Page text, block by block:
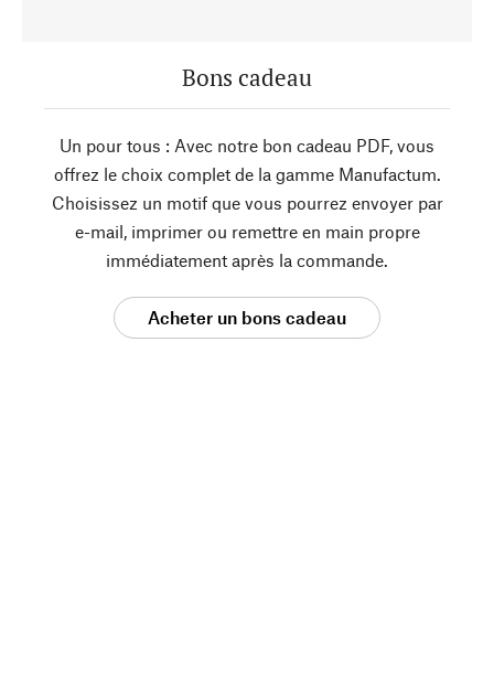
Bons cadeau
Un pour tous : Avec notre bon cadeau PDF, vous
offrez le choix complet de la gamme Manufactum.
Choisissez un motif que vous pourrez envoyer par
e-mail, imprimer ou remettre en main propre
immédiatement après la commande.
Acheter un bons cadeau